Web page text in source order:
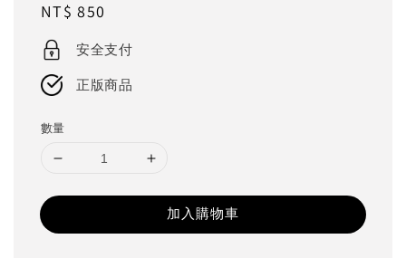
Regular
price
NT$ 850
安全支付
正版商品
數量
加入購物車